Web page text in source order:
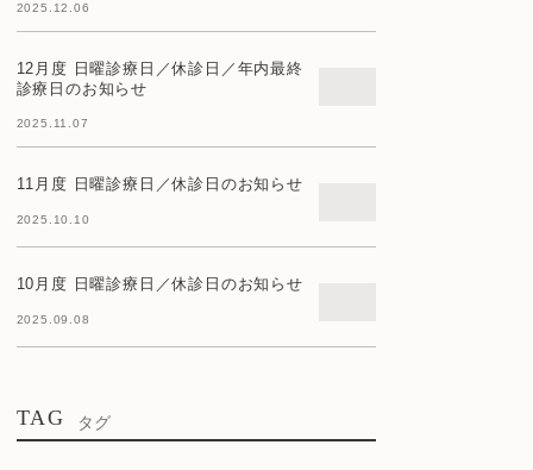
2025.12.06
12月度 日曜診療日／休診日／年内最終
診療日のお知らせ
2025.11.07
11月度 日曜診療日／休診日のお知らせ
2025.10.10
10月度 日曜診療日／休診日のお知らせ
2025.09.08
TAG タグ